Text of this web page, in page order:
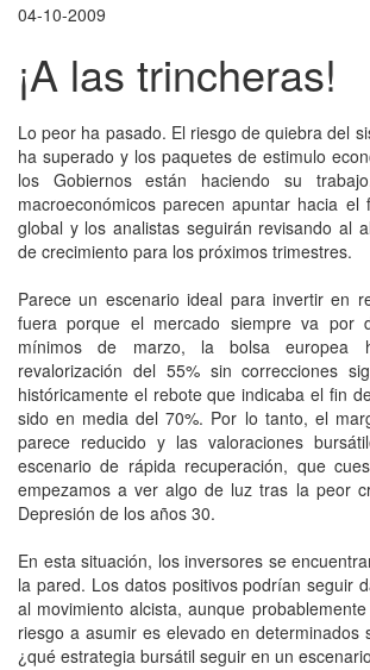
04-10-2009
¡A las trincheras!
Lo peor ha pasado. El riesgo de quiebra del
ha superado y los paquetes de estimulo
los Gobiernos están haciendo su
macroeconómicos parecen apuntar hacia el
global y los analistas seguirán revisando al
de crecimiento para los próximos trimestres.
Parece un escenario ideal para invertir en
fuera porque el mercado siempre va por
mínimos de marzo, la bolsa europea
revalorización del 55% sin correcciones
históricamente el rebote que indicaba el fin
sido en media del 70%. Por lo tanto, el
parece reducido y las valoraciones
escenario de rápida recuperación, que
empezamos a ver algo de luz tras la peor
Depresión de los años 30.
En esta situación, los inversores se
la pared. Los datos positivos podrían seguir
al movimiento alcista, aunque
riesgo a asumir es elevado en determinados
¿qué estrategia bursátil seguir en un